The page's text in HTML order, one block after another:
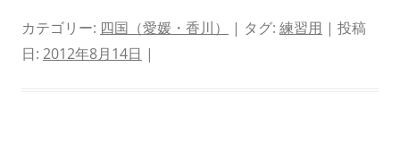
カテゴリー: 四国（愛媛・香川） | タグ: 練習用 | 投稿
日: 2012年8月14日 |